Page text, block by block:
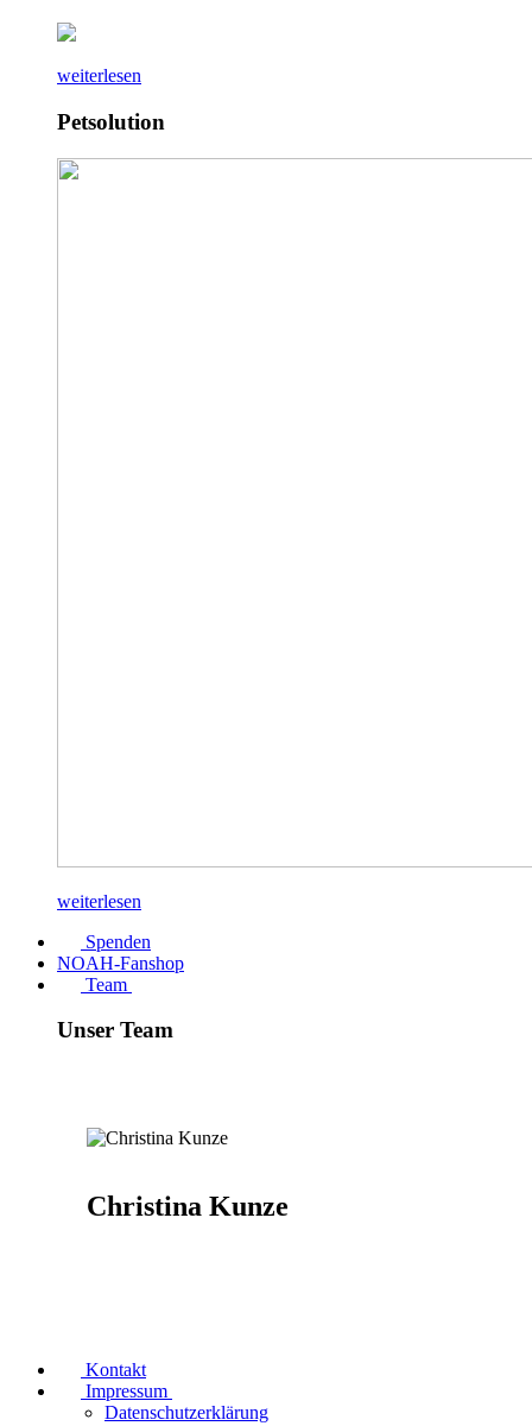
weiterlesen
Petsolution
weiterlesen
Spenden
NOAH-Fanshop
Team
Unser Team
Christina Kunze
Kontakt
Impressum
Datenschutzerklärung